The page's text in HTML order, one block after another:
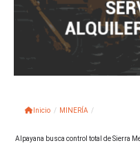
Inicio / MINERÍA /
Alpayana busca control total de Sierra